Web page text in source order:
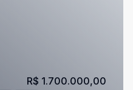
R$ 1.700.000,00